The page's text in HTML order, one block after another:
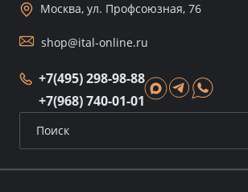
Москва, ул. Профсоюзная, 76
shop@ital-online.ru
+7(495) 298-98-88
+7(968) 740-01-01